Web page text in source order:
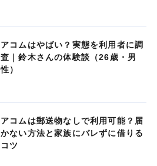
アコムはやばい？実態を利用者に調
査｜鈴木さんの体験談（26歳・男
性）
アコムは郵送物なしで利用可能？届
かない方法と家族にバレずに借りる
コツ